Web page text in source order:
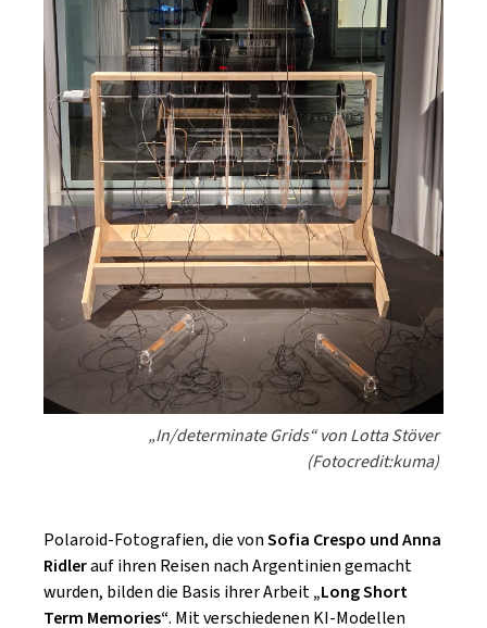
„In/determinate Grids“ von Lotta Stöver
(Fotocredit:kuma)
Polaroid-Fotografien, die vonSofia Crespo und Anna
Ridlerauf ihren Reisen nach Argentinien gemacht
wurden, bilden die Basis ihrer Arbeit„Long Short
Term Memories“. Mit verschiedenen KI-Modellen